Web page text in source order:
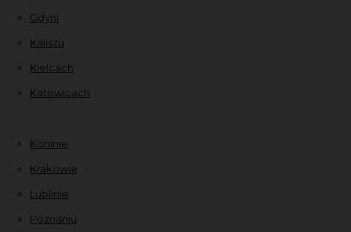
Gdyni
Kaliszu
Kielcach
Katowicach
Koninie
Krakowie
Lublinie
Poznaniu